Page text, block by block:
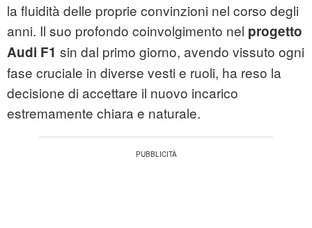
la fluidità delle proprie convinzioni nel corso degli
anni. Il suo profondo coinvolgimento nel progetto
Audi F1 sin dal primo giorno, avendo vissuto ogni
fase cruciale in diverse vesti e ruoli, ha reso la
decisione di accettare il nuovo incarico
estremamente chiara e naturale.